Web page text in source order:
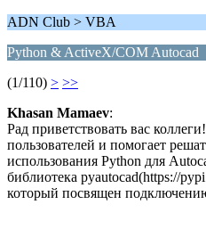
ADN Club > VBA
Python & ActiveX/COM Autocad
(1/110) > >>
Khasan Mamaev:
Рад приветствовать вас
пользователей и помогает
использования Python для
библиотека pyautocad(https://
который посвящен